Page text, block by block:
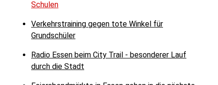
Schulen
Verkehrstraining gegen tote Winkel für
Grundschüler
Radio Essen beim City Trail - besonderer Lauf
durch die Stadt